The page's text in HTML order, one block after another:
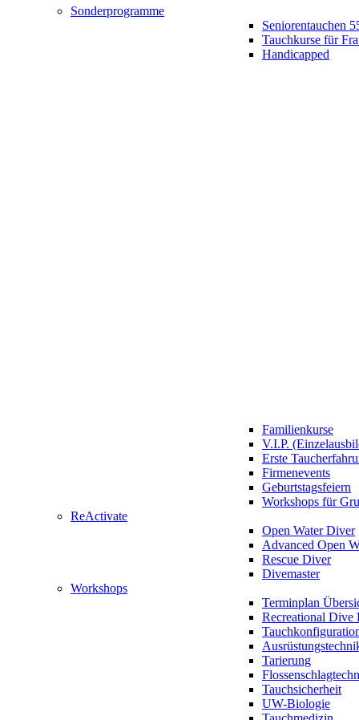
Sonderprogramme
Seniorentauchen
Tauchkurse für
Handicapped
Familienkurse
V.I.P.
Erste
Firmenevents
Geburtstagsfeiern
Workshops für
ReActivate
Open Water Diver
Advanced Open
Rescue Diver
Divemaster
Workshops
Terminplan
Recreational Dive
Tarierung
Tauchsicherheit
UW-Biologie